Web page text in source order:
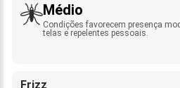
Médio
Condições favorecem presença
telas e repelentes pessoais.
Frizz